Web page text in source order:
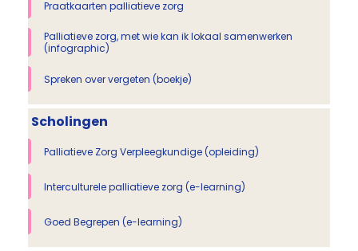
Praatkaarten palliatieve zorg
Palliatieve zorg, met wie kan ik lokaal samenwerken
(infographic)
Spreken over vergeten (boekje)
Scholingen
Palliatieve Zorg Verpleegkundige (opleiding)
Interculturele palliatieve zorg (e-learning)
Goed Begrepen (e-learning)